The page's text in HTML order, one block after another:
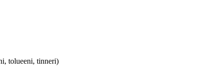
tolueeni, tinneri)